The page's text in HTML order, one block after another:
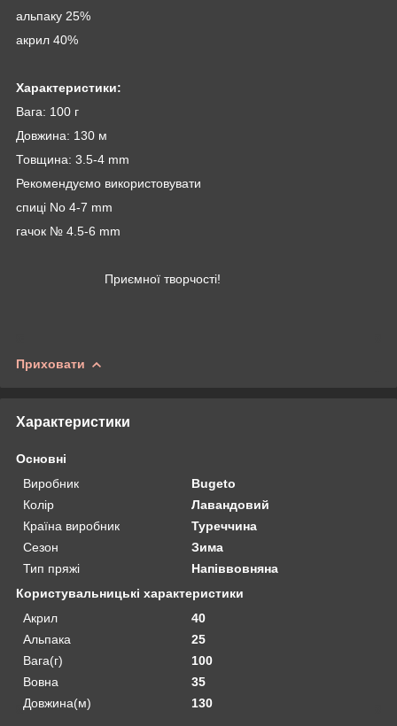
альпаку 25%
акрил 40%
Характеристики:
Вага: 100 г
Довжина: 130 м
Товщина: 3.5-4 mm
Рекомендуємо використовувати
спиці No 4-7 mm
гачок № 4.5-6 mm
Приємної творчості!
Приховати
Характеристики
Основні
Виробник
Bugeto
Колір
Лавандовий
Країна виробник
Туреччина
Сезон
Зима
Тип пряжі
Напіввовняна
Користувальницькі характеристики
Акрил
40
Альпака
25
Вага(г)
100
Вовна
35
Довжина(м)
130